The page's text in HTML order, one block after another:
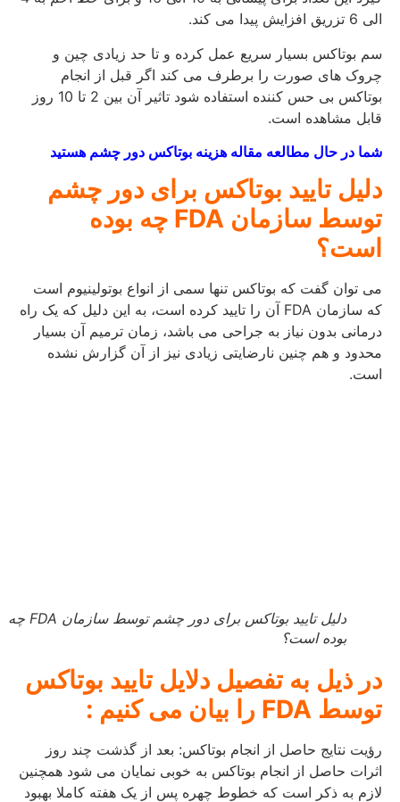
الی 6 تزریق افزایش پیدا می کند.
سم بوتاکس بسیار سریع عمل کرده و تا حد زیادی چین و
چروک های صورت را برطرف می کند اگر قبل از انجام
بوتاکس بی حس کننده استفاده شود تاثیر آن بین 2 تا 10 روز
قابل مشاهده است.
شما در حال مطالعه مقاله هزینه بوتاکس دور چشم هستید
دلیل تایید بوتاکس برای دور چشم
توسط سازمان FDA چه بوده
است؟
می توان گفت که بوتاکس تنها سمی از انواع بوتولینیوم است
که سازمان FDA آن را تایید کرده است، به این دلیل که یک راه
درمانی بدون نیاز به جراحی می باشد، زمان ترمیم آن بسیار
محدود و هم چنین نارضایتی زیادی نیز از آن گزارش نشده
است.
دلیل تایید بوتاکس برای دور چشم توسط سازمان FDA چه
بوده است؟
در ذیل به تفصیل دلایل تایید بوتاکس
توسط FDA را بیان می کنیم :
رؤیت نتایج حاصل از انجام بوتاکس: بعد از گذشت چند روز
اثرات حاصل از انجام بوتاکس به خوبی نمایان می شود همچنین
لازم به ذکر است که خطوط چهره پس از یک هفته کاملا بهبود